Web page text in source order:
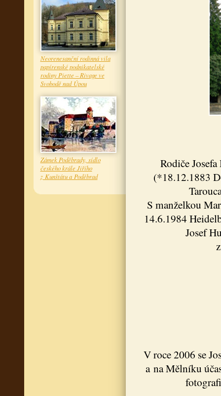
Neorenesanční rodinná vila
papírenské podnikatelské
rodiny Piette – Rivage ve
Svobodě nad Úpou
Zámek Poděbrady, sídlo
českého krále Jiřího
z Kunštátu a Poděbrad
Rodiče
(*18.12.1883
S manželkou
14.6.1984
Josef
V roce 2006 se
a na Mělníku